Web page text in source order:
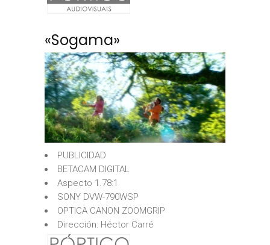
«Sogama»
PUBLICIDAD
BETACAM DIGITAL
Aspecto 1.78:1
SONY DVW-790WSP
OPTICA CANON ZOOMGRIP
Dirección: Héctor Carré